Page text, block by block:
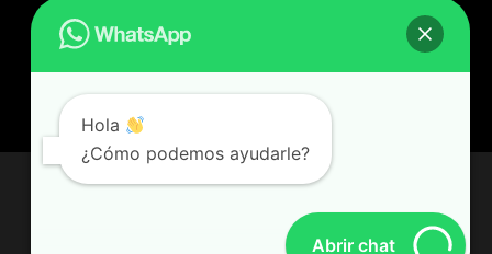
Muebles para laboratorios en Bogotá, Medellín, Cali,
Barranquilla y Bucaramanga- Colombia – Producto 100%
Colombiano
© Todos los derechos reservados
Desarrollado por Alianzared.com
Hola
¿Cómo podemos ayudarle?
Abrir chat